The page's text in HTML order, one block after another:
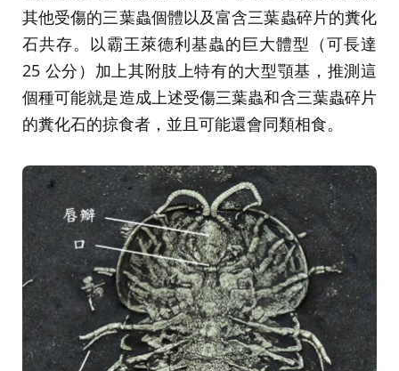
其他受傷的三葉蟲個體以及富含三葉蟲碎片的糞化
石共存。以霸王萊德利基蟲的巨大體型（可長達
25 公分）加上其附肢上特有的大型顎基，推測這
個種可能就是造成上述受傷三葉蟲和含三葉蟲碎片
的糞化石的掠食者，並且可能還會同類相食。